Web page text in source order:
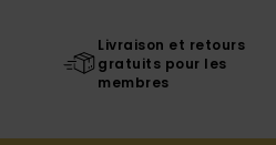
Livraison et retours
gratuits pour les
membres